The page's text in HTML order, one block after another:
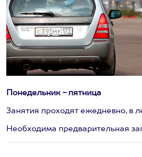
Понедельник - пятница
Занятия проходят ежедневно, в
Необходима предварительная